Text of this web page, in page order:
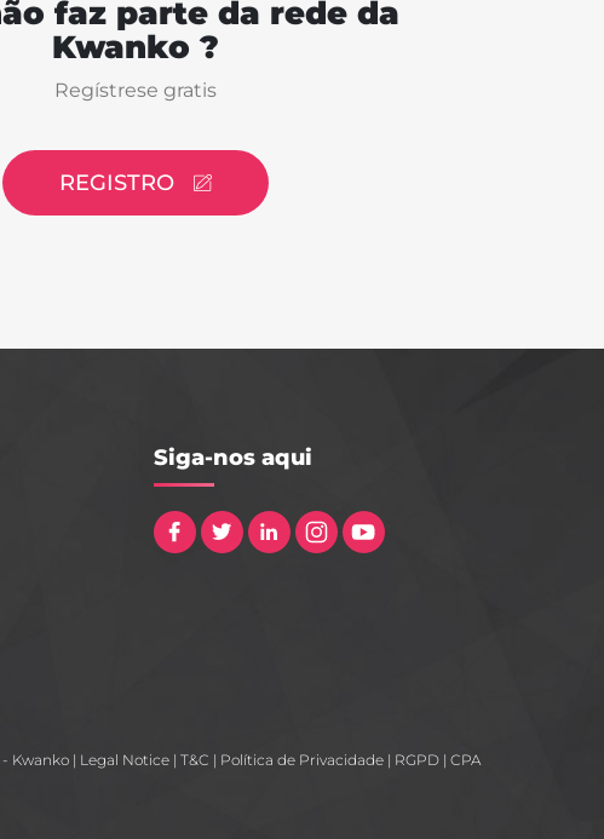
faz parte da rede da
Kwanko ?
Regístrese gratis
REGISTRO
Siga-nos aqui
Kwanko | Legal Notice | T&C | Política de Privacidade | RGPD | CPA